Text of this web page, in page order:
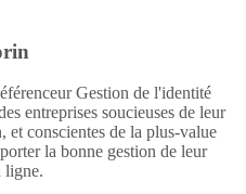
Gestion de l'identité
entreprises soucieuses de leur
et conscientes de la plus-value
la bonne gestion de leur
ligne.